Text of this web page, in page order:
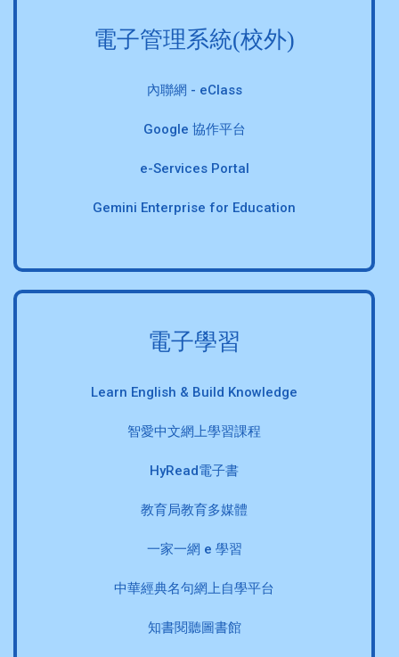
電子管理系統(校外)
內聯網 - eClass
Google 協作平台
e-Services Portal
Gemini Enterprise for Education
電子學習
Learn English & Build Knowledge
智愛中文網上學習課程
HyRead電子書
教育局教育多媒體
一家一網 e 學習
中華經典名句網上自學平台
知書閱聽圖書館